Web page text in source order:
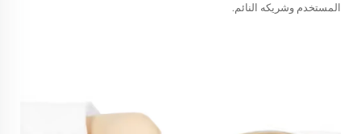
المستخدم وشريكه النائم.